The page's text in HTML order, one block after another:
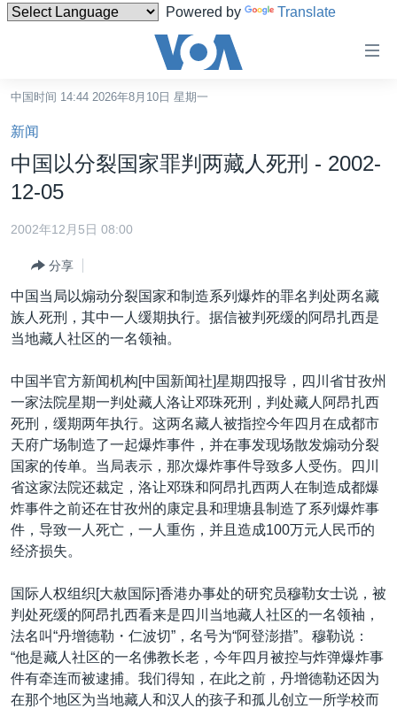
Powered by Translate
碍
链
接
转
内
转
到
导
跳
转
到
检
索
国际
最新国际新闻
印太
中东
欧洲
非洲
美洲
全球议题
分类新闻
经济·金融·贸易
人权·法律·宗教
科教·文娱·体健
军事
劳工
环境
美中关系
热点专题
白宫要闻
国会报道
美中关系
美国建国250周年
埃博拉疫情
美国之音专访
重要讲话与声明
台海两岸关系
南中国海争端
关注西藏
VOA视频
VOA今日焦点
中文广播
关注我们
其他语言网站
中国时间 14:44 2026年8月10日 星期一
新闻
中国以分裂国家罪判两藏人死刑 - 2002-
12-05
2002年12月5日 08:00
分享
中国当局以煽动分裂国家和制造系列爆炸的罪名判处两名藏
族人死刑，其中一人缓期执行。据信被判死缓的阿昂扎西是
当地藏人社区的一名领袖。
中国半官方新闻机构[中国新闻社]星期四报导，四川省甘孜州
一家法院星期一判处藏人洛让邓珠死刑，判处藏人阿昂扎西
死刑，缓期两年执行。这两名藏人被指控今年四月在成都市
天府广场制造了一起爆炸事件，并在事发现场散发煽动分裂
国家的传单。当局表示，那次爆炸事件导致多人受伤。四川
省这家法院还裁定，洛让邓珠和阿昂扎西两人在制造成都爆
炸事件之前还在甘孜州的康定县和理塘县制造了系列爆炸事
件，导致一人死亡，一人重伤，并且造成100万元人民币的
经济损失。
国际人权组织[大赦国际]香港办事处的研究员穆勒女士说，被
判处死缓的阿昂扎西看来是四川当地藏人社区的一名领袖，
法名叫“丹增德勒・仁波切”，名号为“阿登澎措”。穆勒说：
“他是藏人社区的一名佛教长老，今年四月被控与炸弹爆炸事
件有牵连而被逮捕。我们得知，在此之前，丹增德勒还因为
在那个地区为当地藏人和汉人的孩子和孤儿创立一所学校而